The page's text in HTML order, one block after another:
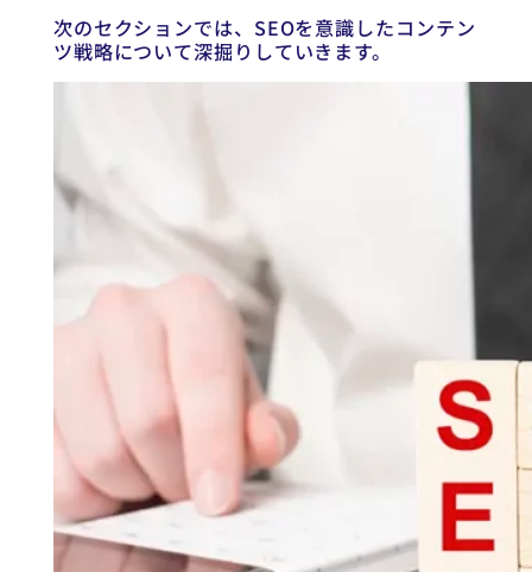
次のセクションでは、SEOを意識したコンテン
ツ戦略について深掘りしていきます。